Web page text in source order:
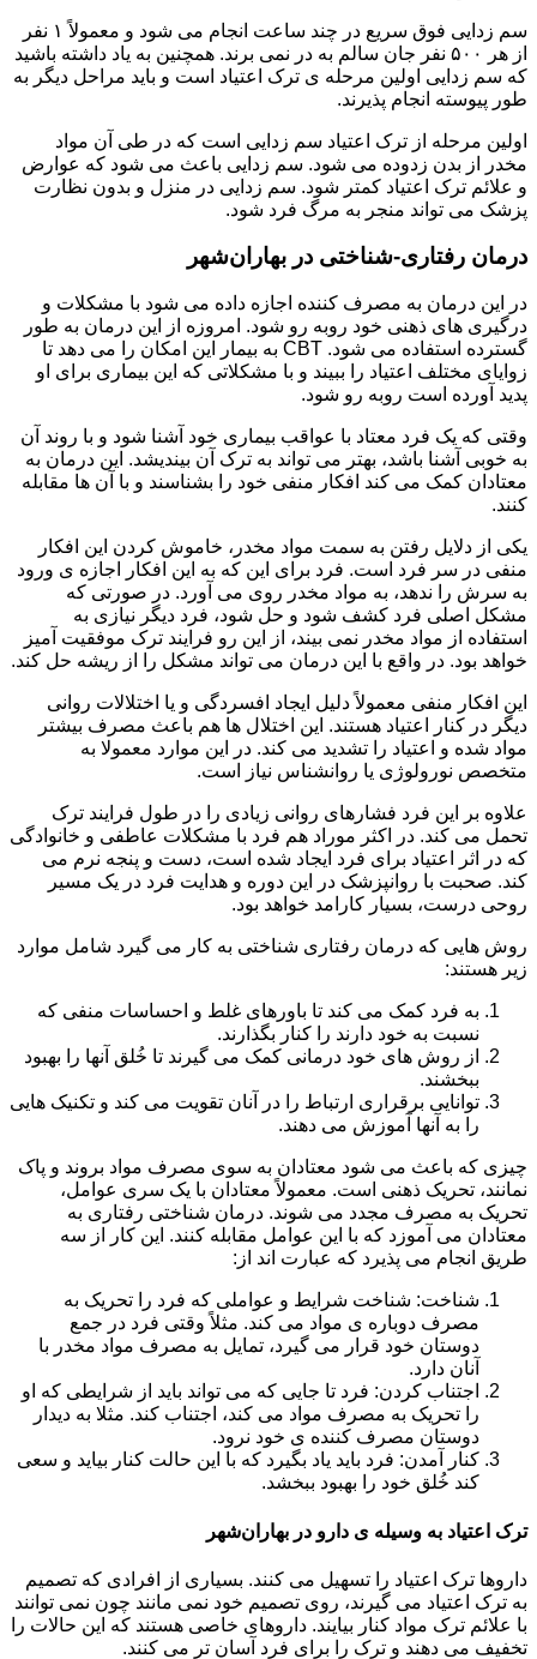
سم زدایی فوق سریع در چند ساعت انجام می شود و معمولاً ۱ نفر
از هر ۵۰۰ نفر جان سالم به در نمی برند. همچنین به یاد داشته باشید
که سم زدایی اولین مرحله ی ترک اعتیاد است و باید مراحل دیگر به
طور پیوسته انجام پذیرند.
اولین مرحله از ترک اعتیاد سم زدایی است که در طی آن مواد
مخدر از بدن زدوده می شود. سم زدایی باعث می شود که عوارض
و علائم ترک اعتیاد کمتر شود. سم زدایی در منزل و بدون نظارت
پزشک می تواند منجر به مرگ فرد شود.
درمان رفتاری-شناختی در بهاران‌شهر
در این درمان به مصرف کننده اجازه داده می شود با مشکلات و
درگیری های ذهنی خود روبه رو شود. امروزه از این درمان به طور
گسترده استفاده می شود. CBT به بیمار این امکان را می دهد تا
زوایای مختلف اعتیاد را ببیند و با مشکلاتی که این بیماری برای او
پدید آورده است روبه رو شود.
وقتی که یک فرد معتاد با عواقب بیماری خود آشنا شود و با روند آن
به خوبی آشنا باشد، بهتر می تواند به ترک آن بیندیشد. این درمان به
معتادان کمک می کند افکار منفی خود را بشناسند و با آن ها مقابله
کنند.
یکی از دلایل رفتن به سمت مواد مخدر، خاموش کردن این افکار
منفی در سر فرد است. فرد برای این که به این افکار اجازه ی ورود
به سرش را ندهد، به مواد مخدر روی می آورد. در صورتی که
مشکل اصلی فرد کشف شود و حل شود، فرد دیگر نیازی به
استفاده از مواد مخدر نمی بیند، از این رو فرایند ترک موفقیت آمیز
خواهد بود. در واقع با این درمان می تواند مشکل را از ریشه حل کند.
این افکار منفی معمولاً دلیل ایجاد افسردگی و یا اختلالات روانی
دیگر در کنار اعتیاد هستند. این اختلال ها هم باعث مصرف بیشتر
مواد شده و اعتیاد را تشدید می کند. در این موارد معمولا به
متخصص نورولوژی یا روانشناس نیاز است.
علاوه بر این فرد فشارهای روانی زیادی را در طول فرایند ترک
تحمل می کند. در اکثر موراد هم فرد با مشکلات عاطفی و خانوادگی
که در اثر اعتیاد برای فرد ایجاد شده است، دست و پنجه نرم می
کند. صحبت با روانپزشک در این دوره و هدایت فرد در یک مسیر
روحی درست، بسیار کارامد خواهد بود.
روش هایی که درمان رفتاری شناختی به کار می گیرد شامل موارد
زیر هستند:
به فرد کمک می کند تا باورهای غلط و احساسات منفی که
نسبت به خود دارند را کنار بگذارند.
از روش های خود درمانی کمک می گیرند تا خُلق آنها را بهبود
ببخشند.
توانایی برقراری ارتباط را در آنان تقویت می کند و تکنیک هایی
را به آنها آموزش می دهند.
چیزی که باعث می شود معتادان به سوی مصرف مواد بروند و پاک
نمانند، تحریک ذهنی است. معمولاً معتادان با یک سری عوامل،
تحریک به مصرف مجدد می شوند. درمان شناختی رفتاری به
معتادان می آموزد که با این عوامل مقابله کنند. این کار از سه
طریق انجام می پذیرد که عبارت اند از:
شناخت: شناخت شرایط و عواملی که فرد را تحریک به
مصرف دوباره ی مواد می کند. مثلاً وقتی فرد در جمع
دوستان خود قرار می گیرد، تمایل به مصرف مواد مخدر با
آنان دارد.
اجتناب کردن: فرد تا جایی که می تواند باید از شرایطی که او
را تحریک به مصرف مواد می کند، اجتناب کند. مثلا به دیدار
دوستان مصرف کننده ی خود نرود.
کنار آمدن: فرد باید یاد بگیرد که با این حالت کنار بیاید و سعی
کند خُلق خود را بهبود ببخشد.
ترک اعتیاد به وسیله ی دارو در بهاران‌شهر
داروها ترک اعتیاد را تسهیل می کنند. بسیاری از افرادی که تصمیم
به ترک اعتیاد می گیرند، روی تصمیم خود نمی مانند چون نمی توانند
با علائم ترک مواد کنار بیایند. داروهای خاصی هستند که این حالات را
تخفیف می دهند و ترک را برای فرد آسان تر می کنند.